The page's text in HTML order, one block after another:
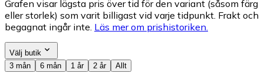
Grafen visar lägsta pris över tid för den variant (såsom färg
eller storlek) som varit billigast vid varje tidpunkt. Frakt och
begagnat ingår inte. Läs mer om prishistoriken.
Välj butik
3 mån
6 mån 1 år 2 år Allt